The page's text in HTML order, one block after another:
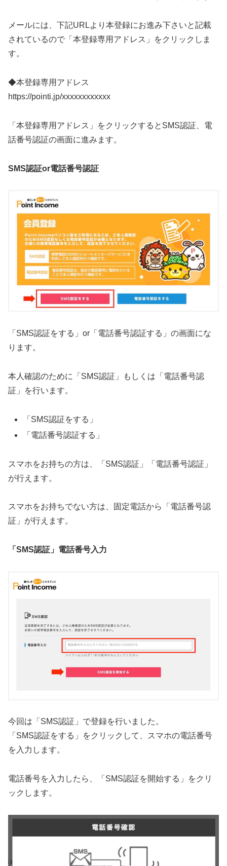
メールには、下記URLより本登録にお進み下さいと記載
されているので「本登録専用アドレス」をクリックしま
す。
◆本登録専用アドレス
https://pointi.jp/xxxxxxxxxxxx
「本登録専用アドレス」をクリックするとSMS認証、電
話番号認証の画面に進みます。
SMS認証or電話番号認証
「SMS認証をする」or「電話番号認証する」の画面にな
ります。
本人確認のために「SMS認証」もしくは「電話番号認
証」を行います。
「SMS認証をする」
「電話番号認証する」
スマホをお持ちの方は、「SMS認証」「電話番号認証」
が行えます。
スマホをお持ちでない方は、固定電話から「電話番号認
証」が行えます。
「SMS認証」電話番号入力
今回は「SMS認証」で登録を行いました。
「SMS認証をする」をクリックして、スマホの電話番号
を入力します。
電話番号を入力したら、「SMS認証を開始する」をクリ
ックします。